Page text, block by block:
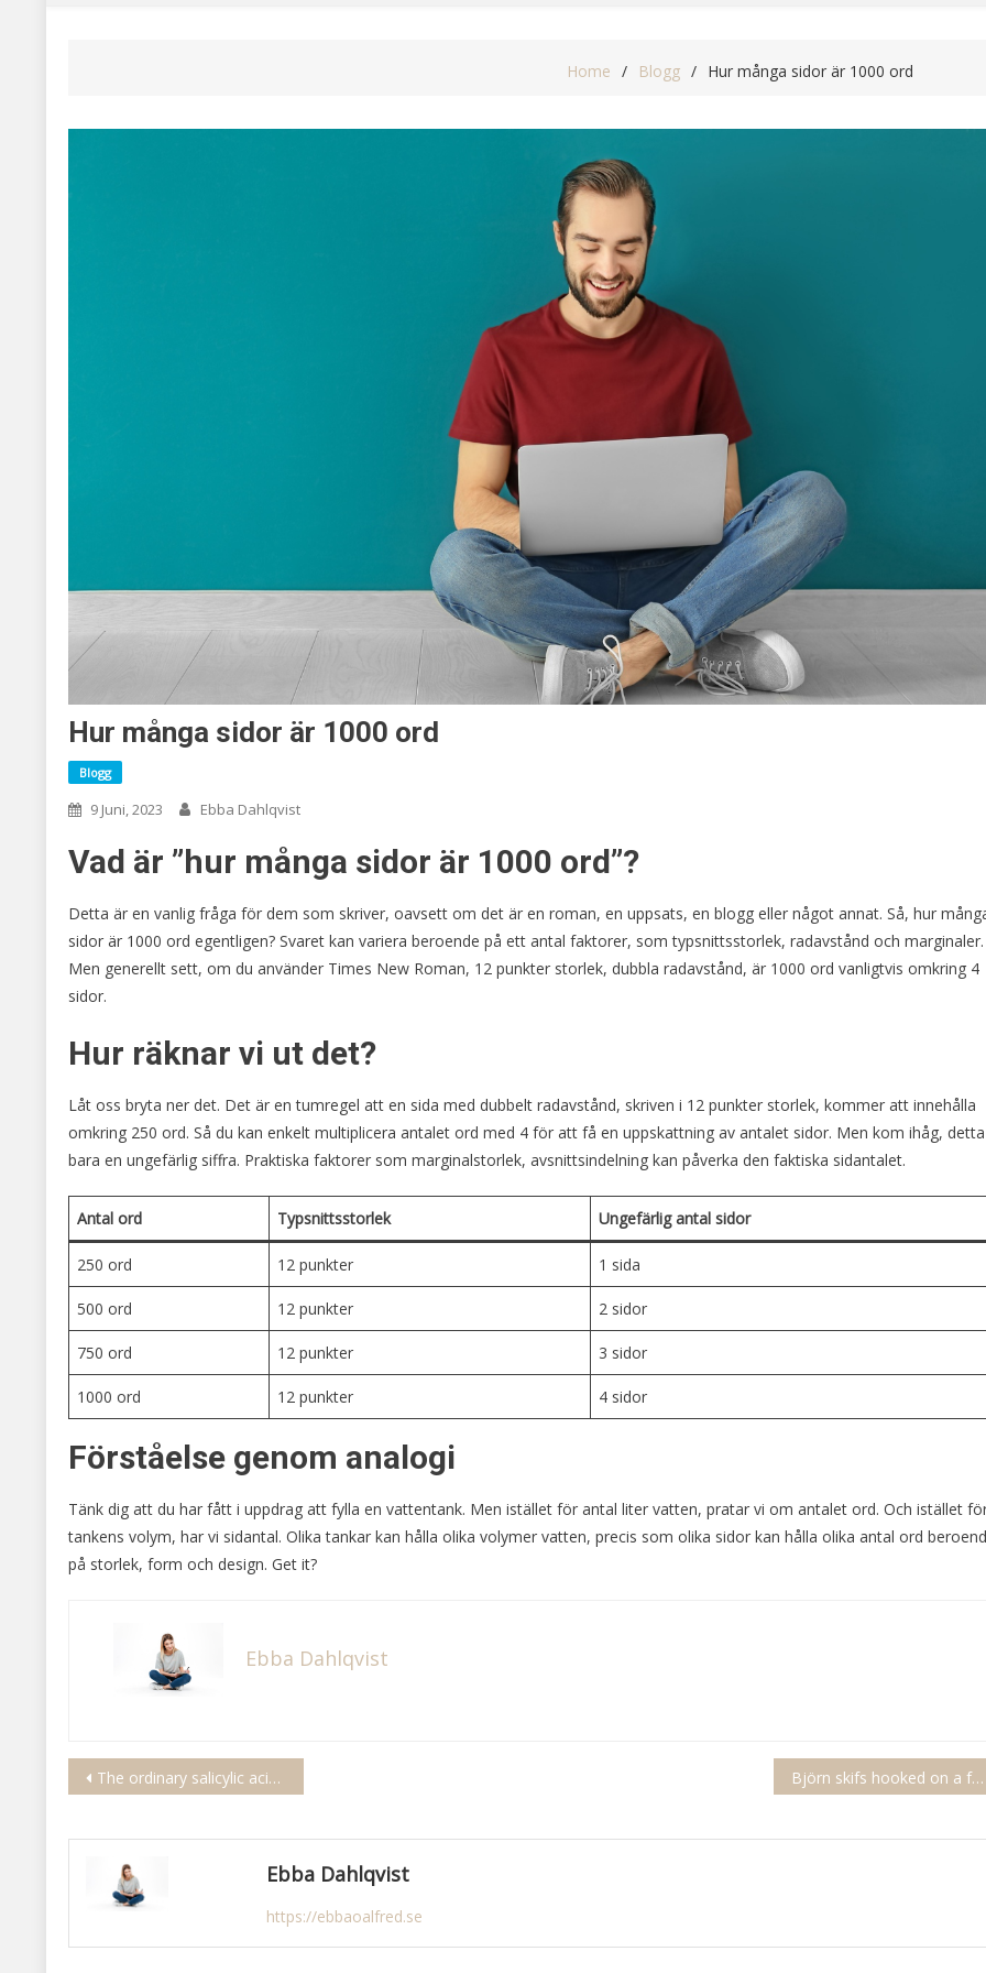
Home Blogg Hur många sidor är 1000 ord
Hur många sidor är 1000 ord
Blogg
9 Juni, 2023 Ebba Dahlqvist
Vad är ”hur många sidor är 1000 ord”?
Detta är en vanlig fråga för dem som skriver, oavsett om det är en roman, en uppsats, en blogg eller något annat. Så, hur
sidor är 1000 ord egentligen? Svaret kan variera beroende på ett antal faktorer, som typsnittsstorlek, radavstånd och marginaler.
Men generellt sett, om du använder Times New Roman, 12 punkter storlek, dubbla radavstånd, är 1000 ord vanligtvis omkring 4
sidor.
Hur räknar vi ut det?
Låt oss bryta ner det. Det är en tumregel att en sida med dubbelt radavstånd, skriven i 12 punkter storlek, kommer att innehålla
omkring 250 ord. Så du kan enkelt multiplicera antalet ord med 4 för att få en uppskattning av antalet sidor. Men kom ihåg,
bara en ungefärlig siffra. Praktiska faktorer som marginalstorlek, avsnittsindelning kan påverka den faktiska sidantalet.
Antal ord Typsnittsstorlek Ungefärlig antal sidor
250 ord 12 punkter 1 sida
500 ord 12 punkter 2 sidor
750 ord 12 punkter 3 sidor
1000 ord 12 punkter 4 sidor
Förståelse genom analogi
Tänk dig att du har fått i uppdrag att fylla en vattentank. Men istället för antal liter vatten, pratar vi om antalet ord. Och istället
tankens volym, har vi sidantal. Olika tankar kan hålla olika volymer vatten, precis som olika sidor kan hålla olika antal ord
på storlek, form och design. Get it?
Ebba Dahlqvist
Inläggsnavigering
The ordinary salicylic acid 2 anhydrous solution Björn skifs hooked on a feeling
Ebba Dahlqvist
https://ebbaoalfred.se